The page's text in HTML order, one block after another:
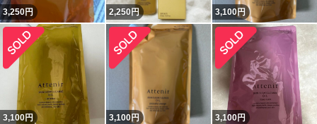
3,250円 2,250円 3,100円
3,100円 3,100円 3,100円